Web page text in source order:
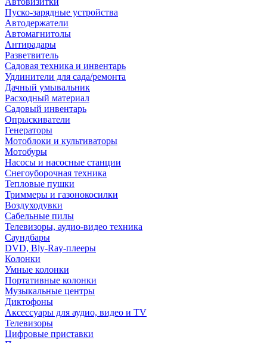
Пуско-зарядные устройства
Автодержатели
Автомагнитолы
Антирадары
Разветвитель
Садовая техника и инвентарь
Удлинители для сада/ремонта
Дачный умывальник
Расходный материал
Садовый инвентарь
Опрыскиватели
Генераторы
Мотоблоки и культиваторы
Мотобуры
Насосы и насосные станции
Снегоуборочная техника
Тепловые пушки
Триммеры и газонокосилки
Воздуходувки
Сабельные пилы
Телевизоры, аудио-видео техника
Саундбары
DVD, Bly-Ray-плееры
Колонки
Умные колонки
Портативные колонки
Музыкальные центры
Диктофоны
Аксессуары для аудио, видео и TV
Телевизоры
Цифровые приставки